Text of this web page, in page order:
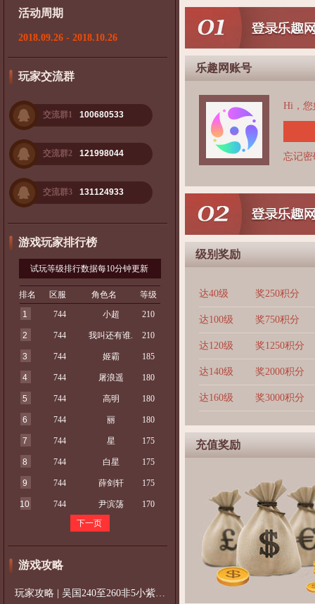
活动周期
2018.09.26 - 2018.10.26
玩家交流群
交流群1 100680533
交流群2 121998044
交流群3 131124933
游戏玩家排行榜
试玩等级排行数据每10分钟更新
排名 区服 角色名
等级
1
744 小超 210
2 744 我叫还有谁. 210
3 744 姬霸 185
4 744 屠浪遥 180
5 744 高明 180
6 744 丽 180
7 744 星 175
8 744 白星 175
9 744 薛剑轩 175
10 744 尹滨荡
170
下一页
游戏攻略
玩家攻略 | 吴国240至260非5小紫过策免
乐趣网账号
Hi，您
忘记密
级别奖励
达40级 奖250积分
达100级 奖750积分
达120级 奖1250积分
达140级 奖2000积分
达160级 奖3000积分
充值奖励